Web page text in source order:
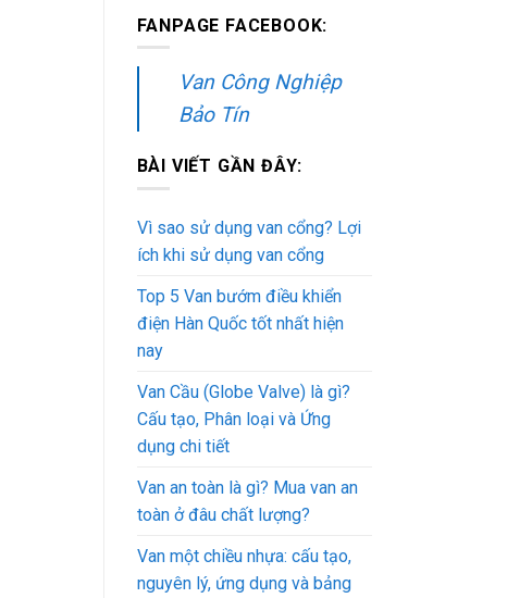
FANPAGE FACEBOOK:
Van Công Nghiệp
Bảo Tín
BÀI VIẾT GẦN ĐÂY:
Vì sao sử dụng van cổng? Lợi
ích khi sử dụng van cổng
Top 5 Van bướm điều khiển
điện Hàn Quốc tốt nhất hiện
nay
Van Cầu (Globe Valve) là gì?
Cấu tạo, Phân loại và Ứng
dụng chi tiết
Van an toàn là gì? Mua van an
toàn ở đâu chất lượng?
Van một chiều nhựa: cấu tạo,
nguyên lý, ứng dụng và bảng